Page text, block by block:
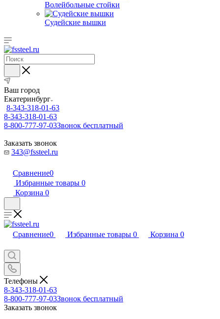
Волейбольные стойки
Судейские вышки
Ваш город
Екатеринбург
8-343-318-01-63
8-343-318-01-63
8-800-777-97-03Звонок бесплатный
Заказать звонок
343@fssteel.ru
Сравнение0
Избранные товары 0
Корзина 0
Сравнение0 Избранные товары 0 Корзина 0
Телефоны
8-343-318-01-63
8-800-777-97-03Звонок бесплатный
Заказать звонок